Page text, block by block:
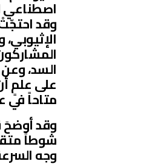
اصطناعي
وقد
السد،
على علمٍ
متاحاً في
وقد أوضحَ
شوطاً
وجه